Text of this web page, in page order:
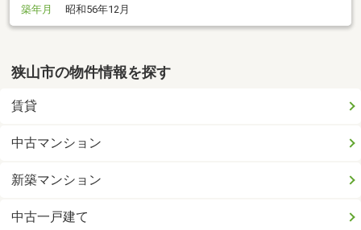
築年月
昭和56年12月
狭山市の物件情報を探す
賃貸
中古マンション
新築マンション
中古一戸建て